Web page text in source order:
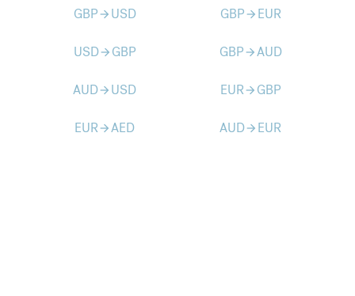
GBParrow_forward USD GBParrow_forward EUR
USDarrow_forward GBP GBParrow_forwardAUD
AUDarrow_forward USD EURarrow_forward GBP
EURarrow_forwardAED AUDarrow_forward EUR